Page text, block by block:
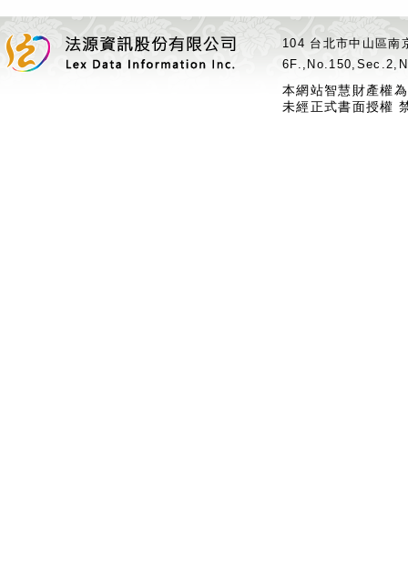
104 台北市中山區
本網站智慧財產權
未經正式書面授權